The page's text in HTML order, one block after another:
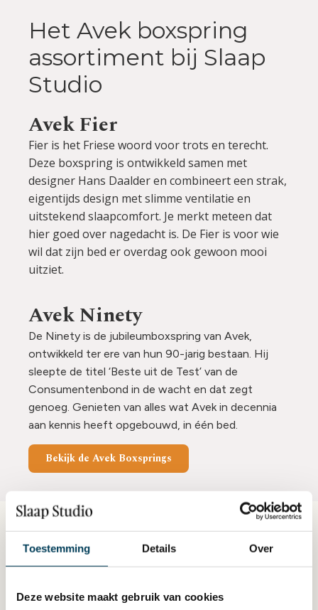
Toestemming Details Over
Deze website maakt gebruik van cookies
Het Avek boxspring
assortiment bij Slaap
Studio
Avek Fier
Fier is het Friese woord voor trots en terecht.
Deze boxspring is ontwikkeld samen met
designer Hans Daalder en combineert een strak,
eigentijds design met slimme ventilatie en
uitstekend slaapcomfort. Je merkt meteen dat
hier goed over nagedacht is. De Fier is voor wie
wil dat zijn bed er overdag ook gewoon mooi
uitziet.
Avek Ninety
De Ninety is de jubileumboxspring van Avek,
ontwikkeld ter ere van hun 90-jarig bestaan. Hij
sleepte de titel ‘Beste uit de Test’ van de
Consumentenbond in de wacht en dat zegt
genoeg. Genieten van alles wat Avek in decennia
aan kennis heeft opgebouwd, in één bed.
Bekijk de Avek Boxsprings
Waarom een Avek
boxspring?
Made in Nederland. Avek maakt al bijna 100 jaar